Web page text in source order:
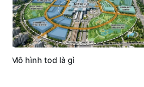
Mô hình tod là gì